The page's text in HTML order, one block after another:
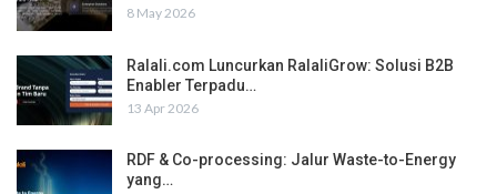
8 May 2026
Ralali.com Luncurkan RalaliGrow: Solusi B2B
Enabler Terpadu…
13 Apr 2026
RDF & Co-processing: Jalur Waste-to-Energy
yang…